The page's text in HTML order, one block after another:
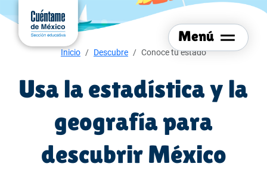
Ir al
contenido
principal
Menú
Menú del sitio
Menú de navegación
Inicio Descubre Conoce tu estado
Usa la estadística y la
geografía para
descubrir México